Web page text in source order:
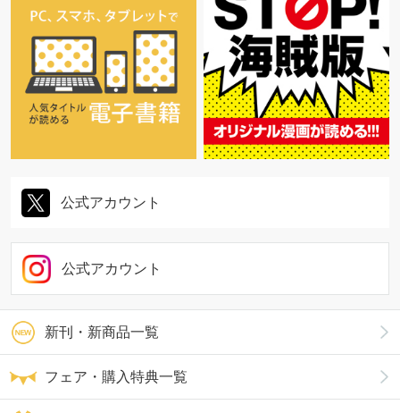
新刊・新商品一覧
フェア・購入特典一覧
公式アカウント
公式アカウント